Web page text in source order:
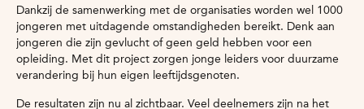
Dankzij de samenwerking met de organisaties worden wel 1000
jongeren met uitdagende omstandigheden bereikt. Denk aan
jongeren die zijn gevlucht of geen geld hebben voor een
opleiding. Met dit project zorgen jonge leiders voor duurzame
verandering bij hun eigen leeftijdsgenoten.
De resultaten zijn nu al zichtbaar. Veel deelnemers zijn na het